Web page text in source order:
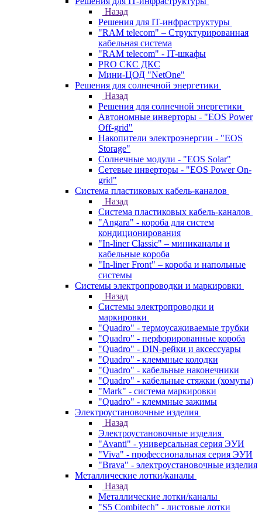
Назад
Решения для IT-инфраструктуры
"RAM telecom" – Структурированная
кабельная система
"RAM telecom" - IT-шкафы
PRO СКС ДКС
Мини-ЦОД "NetOne"
Решения для солнечной энергетики
Назад
Решения для солнечной энергетики
Автономные инверторы - "EOS Power
Off-grid"
Накопители электроэнергии - "EOS
Storage"
Солнечные модули - "EOS Solar"
Сетевые инверторы - "EOS Power On-
grid"
Система пластиковых кабель-каналов
Назад
Система пластиковых кабель-каналов
"Angara" - короба для систем
кондиционирования
"In-liner Classic" – миниканалы и
кабельные короба
"In-liner Front" – короба и напольные
системы
Системы электропроводки и маркировки
Назад
Системы электропроводки и
маркировки
"Quadro" - термоусаживаемые трубки
"Quadro" - перфорированные короба
"Quadro" - DIN-рейки и аксессуары
"Quadro" - клеммные колодки
"Quadro" - кабельные наконечники
"Quadro" - кабельные стяжки (хомуты)
"Mark" - система маркировки
"Quadro" - клеммные зажимы
Электроустановочные изделия
Назад
Электроустановочные изделия
"Avanti" - универсальная серия ЭУИ
"Viva" - профессиональная серия ЭУИ
"Brava" - электроустановочные изделия
Металлические лотки/каналы
Назад
Металлические лотки/каналы
"S5 Combitech" - листовые лотки